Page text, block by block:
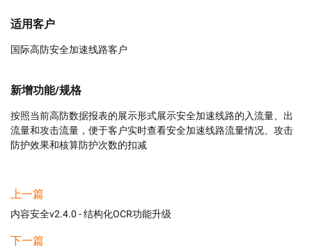
适用客户
国际高防安全加速线路客户
新增功能/规格
按照当前高防数据报表的展示形式展示安全加速线路的入流量、出
流量和攻击流量，便于客户实时查看安全加速线路流量情况、攻击
防护效果和核算防护次数的扣减
上一篇
内容安全v2.4.0 - 结构化OCR功能升级
下一篇